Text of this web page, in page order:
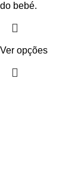
do bebé.
Ver opções